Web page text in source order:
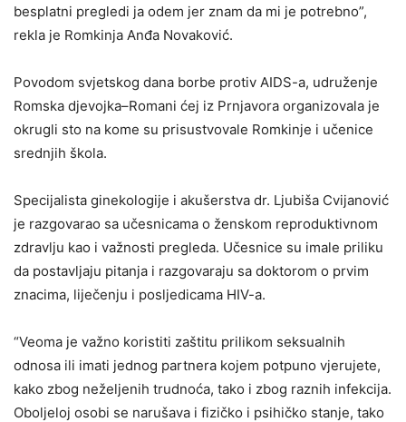
besplatni pregledi ja odem jer znam da mi je potrebno”,
rekla je Romkinja Anđa Novaković.
Povodom svjetskog dana borbe protiv AIDS-a, udruženje
Romska djevojka–Romani ćej iz Prnjavora organizovala je
okrugli sto na kome su prisustvovale Romkinje i učenice
srednjih škola.
Specijalista ginekologije i akušerstva dr. Ljubiša Cvijanović
je razgovarao sa učesnicama o ženskom reproduktivnom
zdravlju kao i važnosti pregleda. Učesnice su imale priliku
da postavljaju pitanja i razgovaraju sa doktorom o prvim
znacima, liječenju i posljedicama HIV-a.
“Veoma je važno koristiti zaštitu prilikom seksualnih
odnosa ili imati jednog partnera kojem potpuno vjerujete,
kako zbog neželjenih trudnoća, tako i zbog raznih infekcija.
Oboljeloj osobi se narušava i fizičko i psihičko stanje, tako